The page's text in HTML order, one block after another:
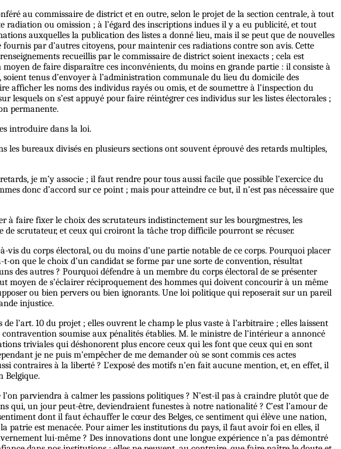
au commissaire de district et en outre, selon le projet de la section centrale, à tout
ou omission ; à l’égard des inscriptions indues il y a eu publicité, et tout
auxquelles la publication des listes a donné lieu, mais il se peut que de nouvelles
par d’autres citoyens, pour maintenir ces radiations contre son avis. Cette
recueillis par le commissaire de district soient inexacts ; cela est
de faire disparaître ces inconvénients, du moins en grande partie : il consiste à
tenus d’envoyer à l’administration communale du lieu du domicile des
afficher les noms des individus rayés ou omis, et de soumettre à l’inspection du
on s’est appuyé pour faire réintégrer ces individus sur les listes électorales ;
permanente.
introduire dans la loi.
bureaux divisés en plusieurs sections ont souvent éprouvé des retards multiples,
je m’y associe ; il faut rendre pour tous aussi facile que possible l’exercice du
donc d’accord sur ce point ; mais pour atteindre ce but, il n’est pas nécessaire que
à faire fixer le choix des scrutateurs indistinctement sur les bourgmestres, les
de scrutateur, et ceux qui croiront la tâche trop difficile pourront se récuser.
vis du corps électoral, ou du moins d’une partie notable de ce corps. Pourquoi placer
on que le choix d’un candidat se forme par une sorte de convention, résultat
des autres ? Pourquoi défendre à un membre du corps électoral de se présenter
moyen de s’éclairer réciproquement des hommes qui doivent concourir à un même
ou bien pervers ou bien ignorants. Une loi politique qui reposerait sur un pareil
injustice.
l’art. 10 du projet ; elles ouvrent le champ le plus vaste à l’arbitraire ; elles laissent
soumise aux pénalités établies. M. le ministre de l’intérieur a annoncé
triviales qui déshonorent plus encore ceux qui les font que ceux qui en sont
je ne puis m’empêcher de me demander où se sont commis ces actes
contraires à la liberté ? L’exposé des motifs n’en fait aucune mention, et, en effet, il
Belgique.
parviendra à calmer les passions politiques ? N’est-il pas à craindre plutôt que de
qui, un jour peut-être, deviendraient funestes à notre nationalité ? C’est l’amour de
dont il faut échauffer le cœur des Belges, ce sentiment qui élève une nation,
patrie est menacée. Pour aimer les institutions du pays, il faut avoir foi en elles, il
lui-même ? Des innovations dont une longue expérience n’a pas démontré